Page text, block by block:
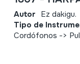
Autor Ez dakigu.
Tipo de
Cordófonos ->